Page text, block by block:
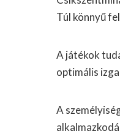
Túl könnyű
A játékok
optimális
A